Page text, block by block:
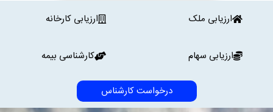
ارزیابی ملک ارزیابی کارخانه
ارزیابی سهام کارشناسی بیمه
درخواست کارشناس